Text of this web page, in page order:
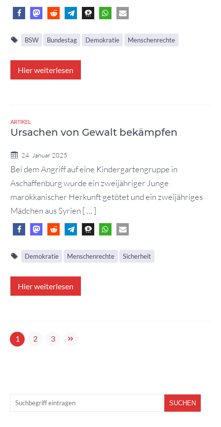
BSW Bundestag Demokratie Menschenrechte
Hier weiterlesen
ARTIKEL
Ursachen von Gewalt bekämpfen
24. Januar 2025
Bei dem Angriff auf eine Kindergartengruppe in
Aschaffenburg wurde ein zweijähriger Junge
marokkanischer Herkunft getötet und ein zweijähriges
Mädchen aus Syrien [ … ]
Demokratie Menschenrechte Sicherheit
Hier weiterlesen
1 2 3